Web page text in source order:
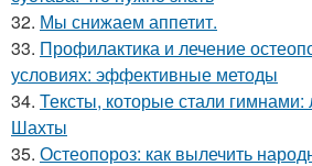
32. Мы снижаем аппетит.
33. Профилактика и лечение
условиях: эффективные методы
34. Тексты, которые стали
Шахты
35. Остеопороз: как вылечить